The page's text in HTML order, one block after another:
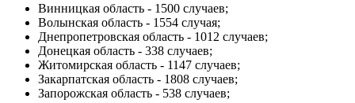
Винницкая область - 1500 случаев;
Волынская область - 1554 случая;
Днепропетровская область - 1012 случаев;
Донецкая область - 338 случаев;
Житомирская область - 1147 случаев;
Закарпатская область - 1808 случаев;
Запорожская область - 538 случаев;